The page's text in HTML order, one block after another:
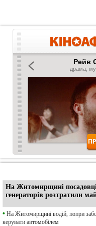
На Житомирщині посадовці
генераторів розтратили
• На Житомирщині водій, попри
керувати автомобілем